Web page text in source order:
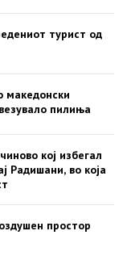
турист од
македонски
пилиња
кој избегал
Радишани, во која
простор